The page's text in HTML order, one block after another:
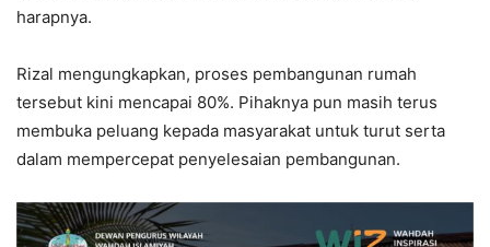
harapnya.
Rizal mengungkapkan, proses pembangunan rumah
tersebut kini mencapai 80%. Pihaknya pun masih terus
membuka peluang kepada masyarakat untuk turut serta
dalam mempercepat penyelesaian pembangunan.